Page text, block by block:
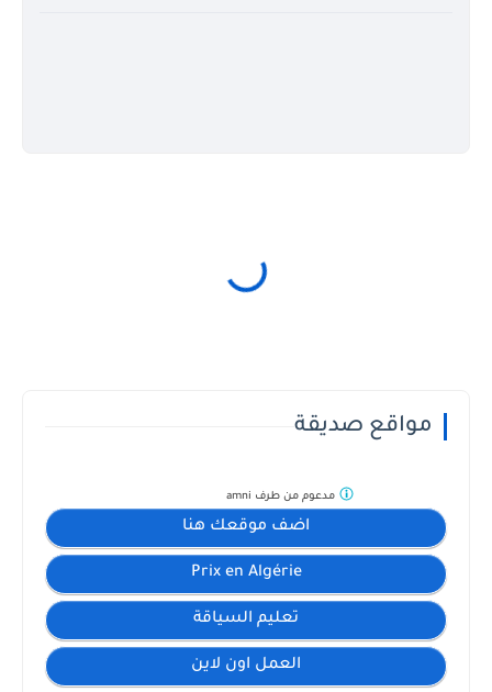
مواقع صديقة
اضف موقعك هنا
Prix en Algérie
تعليم السياقة
العمل اون لاين
مدعوم من طرف amni